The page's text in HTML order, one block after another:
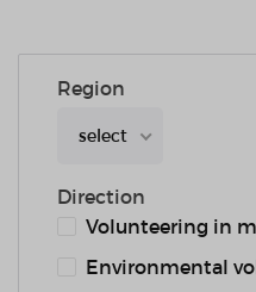
Region
select
Direction
Volunteering in
Environmental